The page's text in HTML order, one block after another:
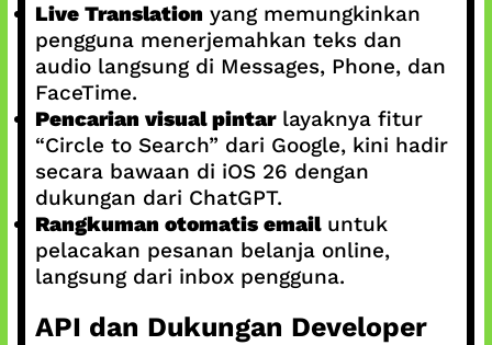
Live Translation yang memungkinkan
pengguna menerjemahkan teks dan
audio langsung di Messages, Phone, dan
FaceTime.
Pencarian visual pintarlayaknya fitur
“Circle to Search” dari Google, kini hadir
secara bawaan di iOS 26 dengan
dukungan dari ChatGPT.
Rangkuman otomatis emailuntuk
pelacakan pesanan belanja online,
langsung dari inbox pengguna.
API dan Dukungan Developer